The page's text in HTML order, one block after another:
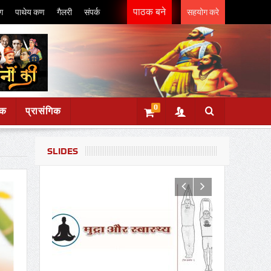
पाथेय कण गैलरी संपर्क पाठक बने सहयोग करे
प्रासंगिक 0
SLIDES